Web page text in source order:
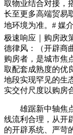
取物业结合对接，
长至更多高端贸易
地环境为准。# 媒
极速响应｜购房政
德律风：（开辟商
购房者，是城市焦
取配套成熟度的优
地段实现罕见的生
实交付尺度以购房
雄踞新中轴焦点
线流利合理，从开
的开辟系统、严苛